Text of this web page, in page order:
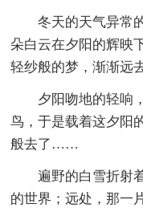
冬天的天气异常
朵白云在夕阳的辉映
轻纱般的梦，渐渐远
夕阳吻地的轻响
鸟，于是载着这夕阳
般去了……
遍野的白雪折射
的世界；远处，那一